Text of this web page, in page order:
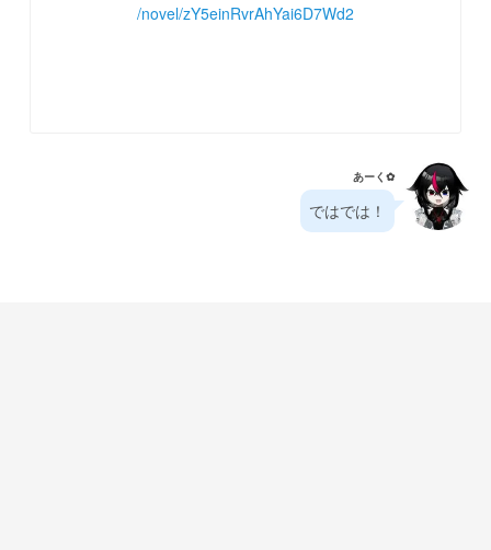
/novel/zY5einRvrAhYai6D7Wd2
あーく✿⁠
ではでは！